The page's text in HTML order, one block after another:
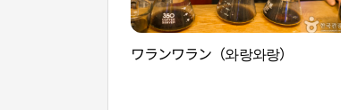
ワランワラン（와랑와랑）